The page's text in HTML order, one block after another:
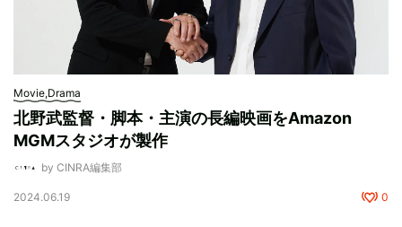
Movie,Drama
北野武監督・脚本・主演の長編映画をAmazon
MGMスタジオが製作
by CINRA編集部
2024.06.19 0